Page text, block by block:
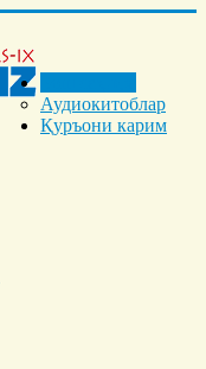
Аудиокитоблар
Қуръони карим